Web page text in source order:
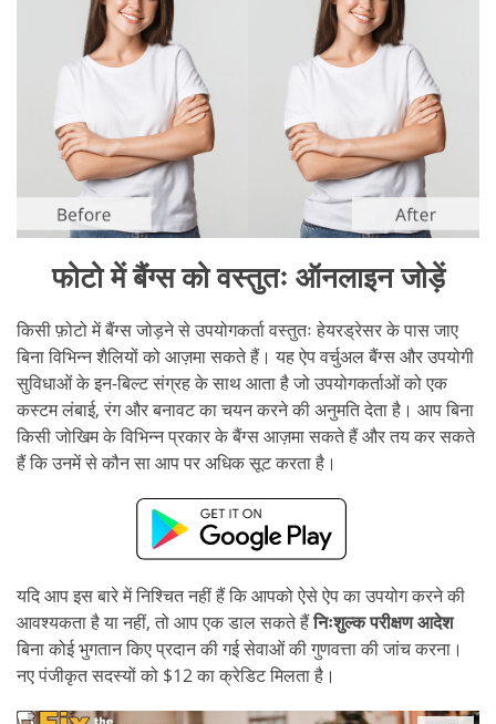
फोटो में बैंग्स को वस्तुतः ऑनलाइन जोड़ें
किसी फ़ोटो में बैंग्स जोड़ने से उपयोगकर्ता वस्तुतः हेयरड्रेसर के पास जाए
बिना विभिन्न शैलियों को आज़मा सकते हैं। यह ऐप वर्चुअल बैंग्स और उपयोगी
सुविधाओं के इन-बिल्ट संग्रह के साथ आता है जो उपयोगकर्ताओं को एक
कस्टम लंबाई, रंग और बनावट का चयन करने की अनुमति देता है। आप बिना
किसी जोखिम के विभिन्न प्रकार के बैंग्स आज़मा सकते हैं और तय कर सकते
हैं कि उनमें से कौन सा आप पर अधिक सूट करता है।
यदि आप इस बारे में निश्चित नहीं हैं कि आपको ऐसे ऐप का उपयोग करने की
आवश्यकता है या नहीं, तो आप एक डाल सकते हैंनिःशुल्क परीक्षण आदेश
बिना कोई भुगतान किए प्रदान की गई सेवाओं की गुणवत्ता की जांच करना।
नए पंजीकृत सदस्यों को $12 का क्रेडिट मिलता है।